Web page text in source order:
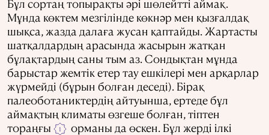
Бұл сортаң топырақты әрі шөлейтті аймақ.
Мұнда көктем мезгілінде көкнәр мен қызғалдақ
шықса, жазда далаға жусан қаптайды. Жартасты
шатқалдардың арасында жасырын жатқан
бұлақтардың саны тым аз. Сондықтан мұнда
барыстар жемтік етер тау ешкілері мен арқарлар
жүрмейді (бұрын болған деседі). Бірақ
палеоботаниктердің айтуынша, ертеде бұл
аймақтың климаты өзгеше болған, тіптен
тораңғы
1
орманы да өскен. Бұл жерді ілкі